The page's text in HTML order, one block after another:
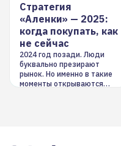
Стратегия
«Аленки» — 2025:
когда покупать, как
не сейчас
2024 год позади. Люди
буквально презирают
рынок. Но именно в такие
моменты открываются